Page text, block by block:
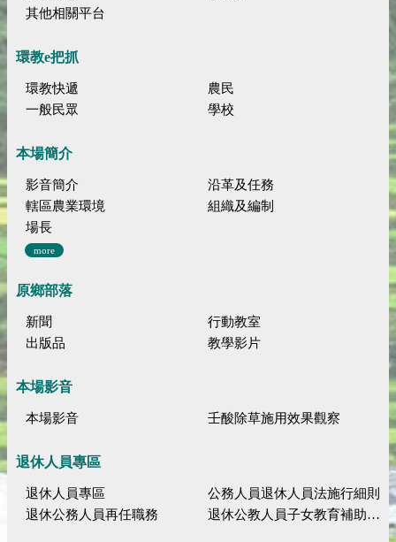
其他相關平台
環教e把抓
環教快遞
農民
一般民眾
學校
本場簡介
影音簡介
沿革及任務
轄區農業環境
組織及編制
場長
more
原鄉部落
新聞
行動教室
出版品
教學影片
本場影音
本場影音 壬酸除草施用效果觀察
退休人員專區
退休人員專區
公務人員退休人員法施行細則
退休公務人員再任職務
退休公教人員子女教育補助規定